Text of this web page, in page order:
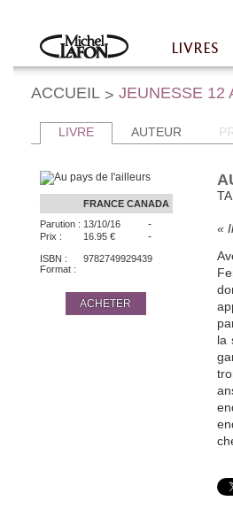
Accueil
LIVRES
ACCUEIL > JEUNESSE 12
LIVRE AUTEUR
FRANCE CANADA
Parution : 13/10/16 -
Prix : 16.95 € -
ISBN :
9782749929439
Format :
ACHETER
«
la